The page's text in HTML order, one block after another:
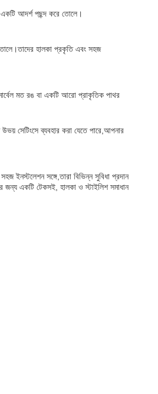
আদর্শ পছন্দ করে তোলে।
হালকা প্রকৃতি এবং সহজ
মত রঙ বা একটি আরো প্রাকৃতিক পাথর
সেটিংসে ব্যবহার করা যেতে পারে,আপনার
ইনস্টলেশন সঙ্গে,তারা বিভিন্ন সুবিধা প্রদান
জন্য একটি টেকসই, হালকা ও স্টাইলিশ সমাধান